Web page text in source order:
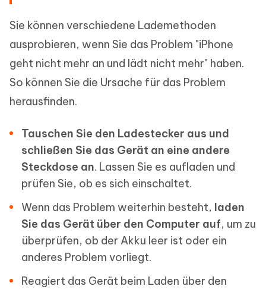
Sie können verschiedene Lademethoden
ausprobieren, wenn Sie das Problem "iPhone
geht nicht mehr an und lädt nicht mehr" haben.
So können Sie die Ursache für das Problem
herausfinden.
Tauschen Sie den Ladestecker aus und
schließen Sie das Gerät an eine andere
Steckdose an. Lassen Sie es aufladen und
prüfen Sie, ob es sich einschaltet.
Wenn das Problem weiterhin besteht, laden
Sie das Gerät über den Computer auf, um zu
überprüfen, ob der Akku leer ist oder ein
anderes Problem vorliegt.
Reagiert das Gerät beim Laden über den